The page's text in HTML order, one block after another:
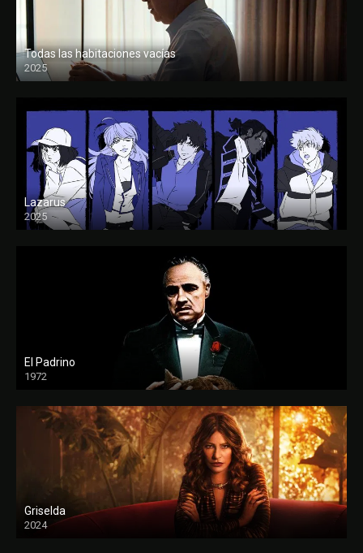
Todas las habitaciones vacías
2025
FULL HD
Lazarus
2025
El Padrino
1972
FULL HD
Griselda
2024